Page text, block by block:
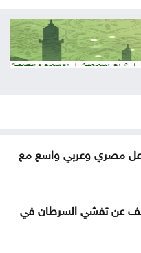
2026 في الأردن اليوم .. رابط الاستعلام
.. وما فعله رئيس
لإخماد حريق في جنوب
يستأنفون هجماتهم
مصري وعربي واسع مع
عن تفشي السرطان في